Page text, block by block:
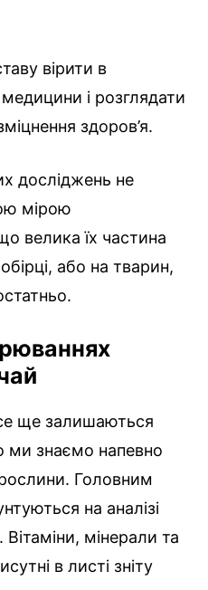
вірити в
і розглядати
здоров’я.
досліджень не
мірою
велика їх частина
або на тварин,
ще залишаються
ми знаємо напевно
Головним
на аналізі
Вітаміни, мінерали та
в листі зніту